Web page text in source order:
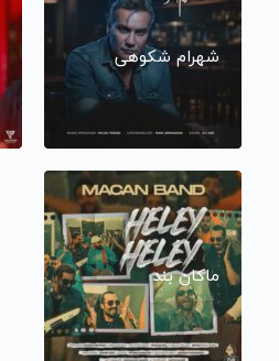
شهرام شکوهی
ماکان بند